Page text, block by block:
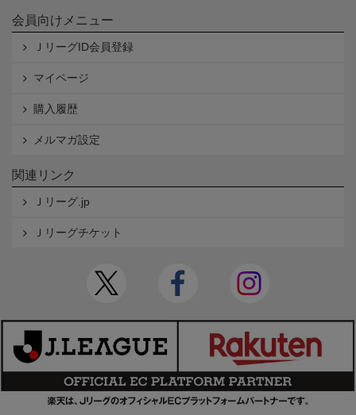
会員向けメニュー
ＪリーグID会員登録
マイページ
購入履歴
メルマガ設定
関連リンク
Ｊリーグ.jp
Ｊリーグチケット